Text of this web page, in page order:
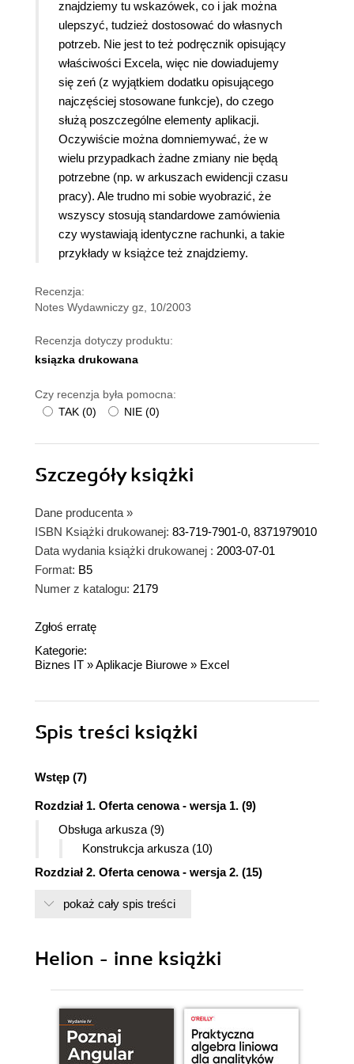
znajdziemy tu wskazówek, co i jak można
ulepszyć, tudzież dostosować do własnych
potrzeb. Nie jest to też podręcznik opisujący
właściwości Excela, więc nie dowiadujemy
się zeń (z wyjątkiem dodatku opisującego
najczęściej stosowane funkcje), do czego
służą poszczególne elementy aplikacji.
Oczywiście można domniemywać, że w
wielu przypadkach żadne zmiany nie będą
potrzebne (np. w arkuszach ewidencji czasu
pracy). Ale trudno mi sobie wyobrazić, że
wszyscy stosują standardowe zamówienia
czy wystawiają identyczne rachunki, a takie
przykłady w książce też znajdziemy.
Recenzja:
Notes Wydawniczy gz, 10/2003
Recenzja dotyczy produktu:
ksiązka drukowana
Czy recenzja była pomocna:
TAK (0) NIE (0)
Szczegółyksiążki
Dane producenta »
ISBN Książki drukowanej: 83-719-7901-0, 8371979010
Data wydania książki drukowanej : 2003-07-01
Format: B5
Numer z katalogu: 2179
Zgłoś erratę
Kategorie:
Biznes IT »Aplikacje Biurowe » Excel
Spis treści książki
Wstęp (7)
Rozdział 1. Oferta cenowa - wersja 1. (9)
Obsługa arkusza (9)
Konstrukcja arkusza (10)
Rozdział 2. Oferta cenowa - wersja 2. (15)
Obsługa arkusza (15)
Konstrukcja części obliczeniowej arkusza (17)
Rozdział 3. Zmiany zapisu wartości liczbowej na
Przeznaczenie i budowa skoroszytu (25)
Obsługa arkusza (25)
Arkusz1 (26)
pokaż cały spis treści
Helion - inne książki